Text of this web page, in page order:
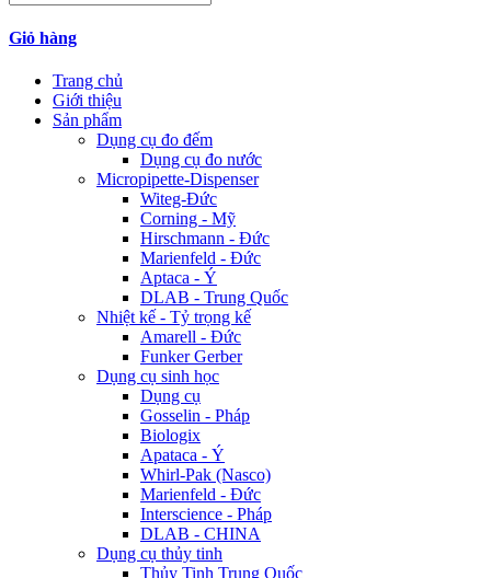
Giỏ hàng
Trang chủ
Giới thiệu
Sản phẩm
Dụng cụ đo đếm
Dụng cụ đo nước
Micropipette-Dispenser
Witeg-Đức
Corning - Mỹ
Hirschmann - Đức
Marienfeld - Đức
Aptaca - Ý
DLAB - Trung Quốc
Nhiệt kế - Tỷ trọng kế
Amarell - Đức
Funker Gerber
Dụng cụ sinh học
Dụng cụ
Gosselin - Pháp
Biologix
Apataca - Ý
Whirl-Pak (Nasco)
Marienfeld - Đức
Interscience - Pháp
DLAB - CHINA
Dụng cụ thủy tinh
Thủy Tinh Trung Quốc